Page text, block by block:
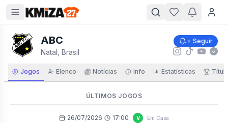
ABC
Natal, Brasil
+ Seguir
Jogos Elenco Notícias Info Estatísticas
ÚLTIMOS JOGOS
26/07/2026 17:00 V Em Casa